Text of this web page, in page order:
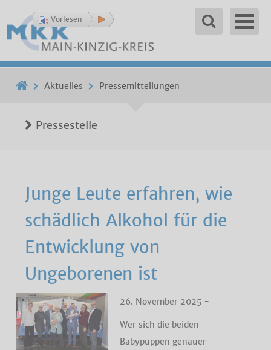
Vorlesen
Aktuelles Pressemitteilungen
Pressestelle
Junge Leute erfahren, wie
schädlich Alkohol für die
Entwicklung von
Ungeborenen ist
26. November 2025 -
Wer sich die beiden
Babypuppen genauer